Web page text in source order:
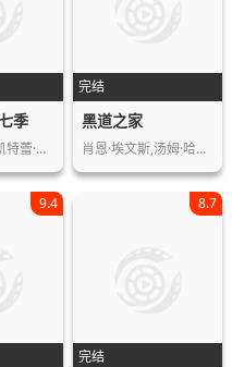
季
查理·汉纳姆,凯特蕾·萨加尔,小马克·…
完结
黑道之家
肖恩·埃文斯,汤姆·哈迪,夏洛特·莱利…
9.4
完结
8.7